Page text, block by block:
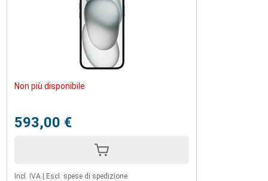
Non più disponibile
593,00 €
Incl. IVA Escl. spese di spedizione